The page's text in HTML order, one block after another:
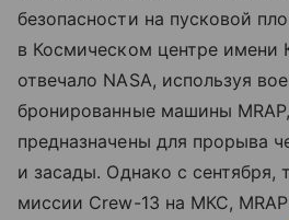
безопасности на пусковой
в Космическом центре имени
отвечало NASA, используя
бронированные машины
предназначены для прорыва
и засады. Однако с сентября,
миссии Crew-13 на МКС,